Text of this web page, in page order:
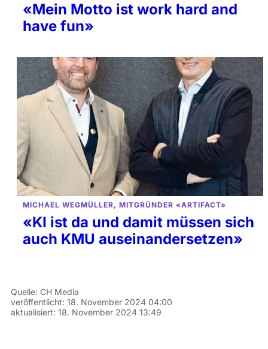
«Mein Motto ist work hard and
have fun»
MICHAEL WEGMÜLLER, MITGRÜNDER «ARTIFACT»
«KI ist da und damit müssen sich
auch KMU auseinandersetzen»
Quelle: CH Media
veröffentlicht: 18. November 2024 04:00
aktualisiert: 18. November 2024 13:49